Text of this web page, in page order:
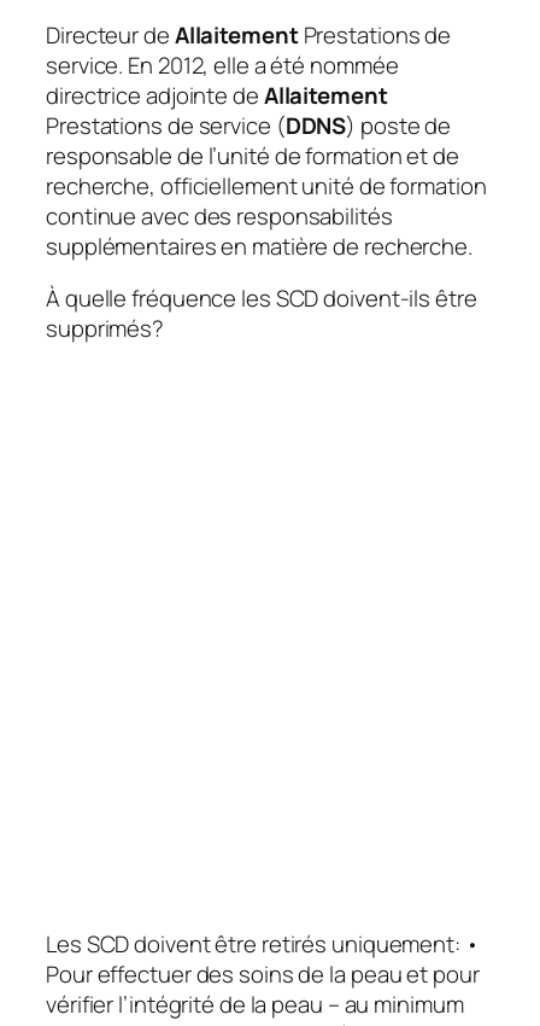
Directeur deAllaitementPrestations de
service. En 2012, elle a été nommée
directrice adjointe deAllaitement
Prestations de service (DDNS) poste de
responsable de l’unité de formation et de
recherche, officiellement unité de formation
continue avec des responsabilités
supplémentaires en matière de recherche.
À quelle fréquence les SCD doivent-ils être
supprimés?
Les SCD doivent être retirés uniquement: •
Pour effectuer des soins de la peau et pour
vérifier l’intégrité de la peau – au minimum